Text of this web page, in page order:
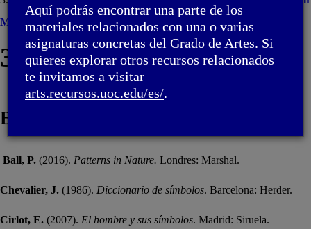
Menú
3. Espirales y hélice
Bibliografia
Ball, P. (2016). Patterns in Nature. Londres: Marshal.
Chevalier, J. (1986). Diccionario de símbolos. Barcelona: Herder.
Cirlot, E. (2007). El hombre y sus símbolos. Madrid: Siruela.
Aquí podrás encontrar una parte de los
materiales relacionados con una o varias
asignaturas concretas del Grado de Artes. Si
quieres explorar otros recursos relacionados
te invitamos a visitar
arts.recursos.uoc.edu/es/.